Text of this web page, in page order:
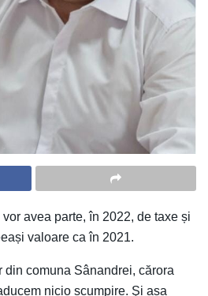
avea parte, în 2022, de taxe și
valoare ca în 2021.
din comuna Sânandrei, cărora
nicio scumpire. Şi așa